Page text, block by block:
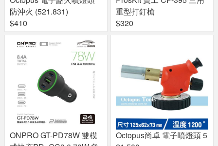
防沖火 (521.831)
$410
重型打釘槍
$320
ONPRO GT-PD78W 雙模
Octopus尚卓 電子噴燈頭 5